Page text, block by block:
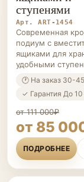
ступенями
Арт. ART-1454
Современная
подиум с
ящиками для
удобными
🕐 На заказ 30-
✓ Гарантия До 10
от 111 000₽
от 85
ПОДРОБНЕЕ